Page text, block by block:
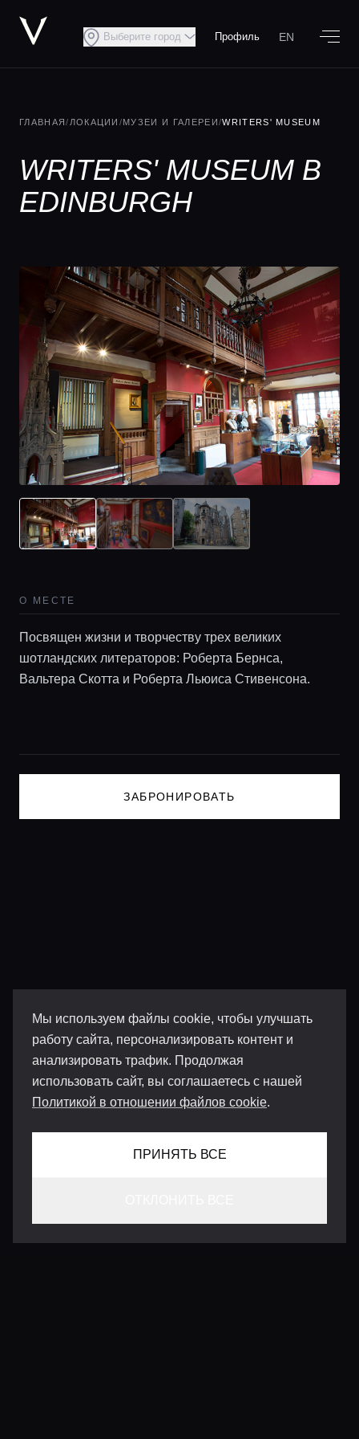
Мы используем файлы cookie, чтобы улучшать
работу сайта, персонализировать контент и
анализировать трафик. Продолжая
использовать сайт, вы соглашаетесь с нашей
Политикой в отношении файлов cookie.
ПРИНЯТЬ ВСЕ
Главная
Гиды
Консьерж сервис
Выберите город Профиль EN
ГЛАВНАЯ/ ЛОКАЦИИ /МУЗЕИ И ГАЛЕРЕИ/WRITERS' MUSEUM
WRITERS' MUSEUM В
EDINBURGH
О МЕСТЕ
Посвящен жизни и творчеству трех великих
шотландских литераторов: Роберта Бернса,
Вальтера Скотта и Роберта Льюиса Стивенсона.
ЗАБРОНИРОВАТЬ